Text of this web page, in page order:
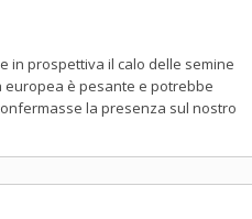
in prospettiva il calo delle semine
europea è pesante e potrebbe
la presenza sul nostro